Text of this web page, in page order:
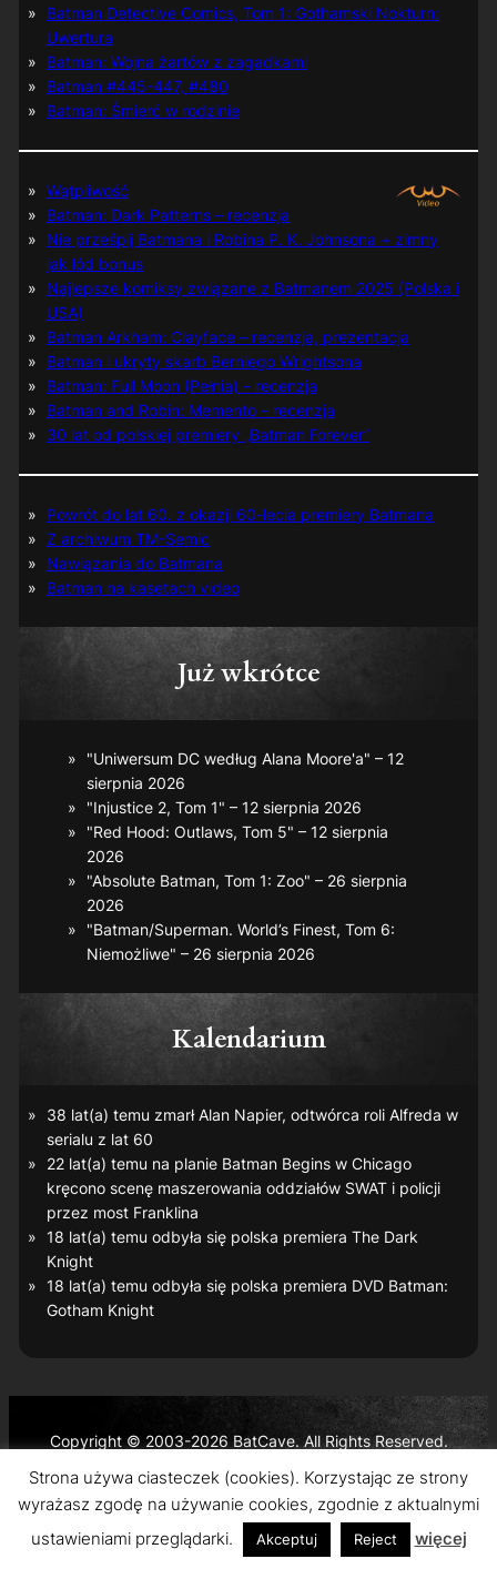
Batman Detective Comics, Tom 1: Gothamski Nokturn:
Uwertura
Batman: Wojna żartów z zagadkami
Batman #445-447, #480
Batman: Śmierć w rodzinie
Wątpliwość
Batman: Dark Patterns – recenzja
Nie prześpij Batmana i Robina P. K. Johnsona + zimny
jak lód bonus
Najlepsze komiksy związane z Batmanem 2025 (Polska i
USA)
Batman Arkham: Clayface – recenzja, prezentacja
Batman i ukryty skarb Berniego Wrightsona
Batman: Full Moon (Pełnia) – recenzja
Batman and Robin: Memento – recenzja
30 lat od polskiej premiery „Batman Forever”
Powrót do lat 60. z okazji 60-lecia premiery Batmana
Z archiwum TM-Semic
Nawiązania do Batmana
Batman na kasetach video
Już wkrótce
"Uniwersum DC według Alana Moore'a" – 12
sierpnia 2026
"Injustice 2, Tom 1" – 12 sierpnia 2026
"Red Hood: Outlaws, Tom 5" – 12 sierpnia
2026
"Absolute Batman, Tom 1: Zoo" – 26 sierpnia
2026
"Batman/Superman. World’s Finest, Tom 6:
Niemożliwe" – 26 sierpnia 2026
Kalendarium
38 lat(a) temu zmarł Alan Napier, odtwórca roli Alfreda w
serialu z lat 60
22 lat(a) temu na planie Batman Beginsw Chicago
kręcono scenę maszerowania oddziałów SWAT i policji
przez most Franklina
18 lat(a) temu odbyła się polska premiera The Dark
Knight
18 lat(a) temu odbyła się polska premiera DVD Batman:
Gotham Knight
Copyright © 2003-2026 BatCave. All Rights Reserved.
trademarks of © DC Comics and Warner Bros. Entertainment
Inc.
Strona używa ciasteczek (cookies). Korzystając ze strony
wyrażasz zgodę na używanie cookies, zgodnie z aktualnymi
ustawieniami przeglądarki.
Akceptuj Reject więcej